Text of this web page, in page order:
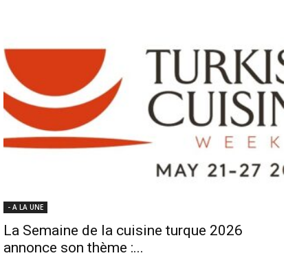
- A LA UNE
La Semaine de la cuisine turque 2026
annonce son thème :...